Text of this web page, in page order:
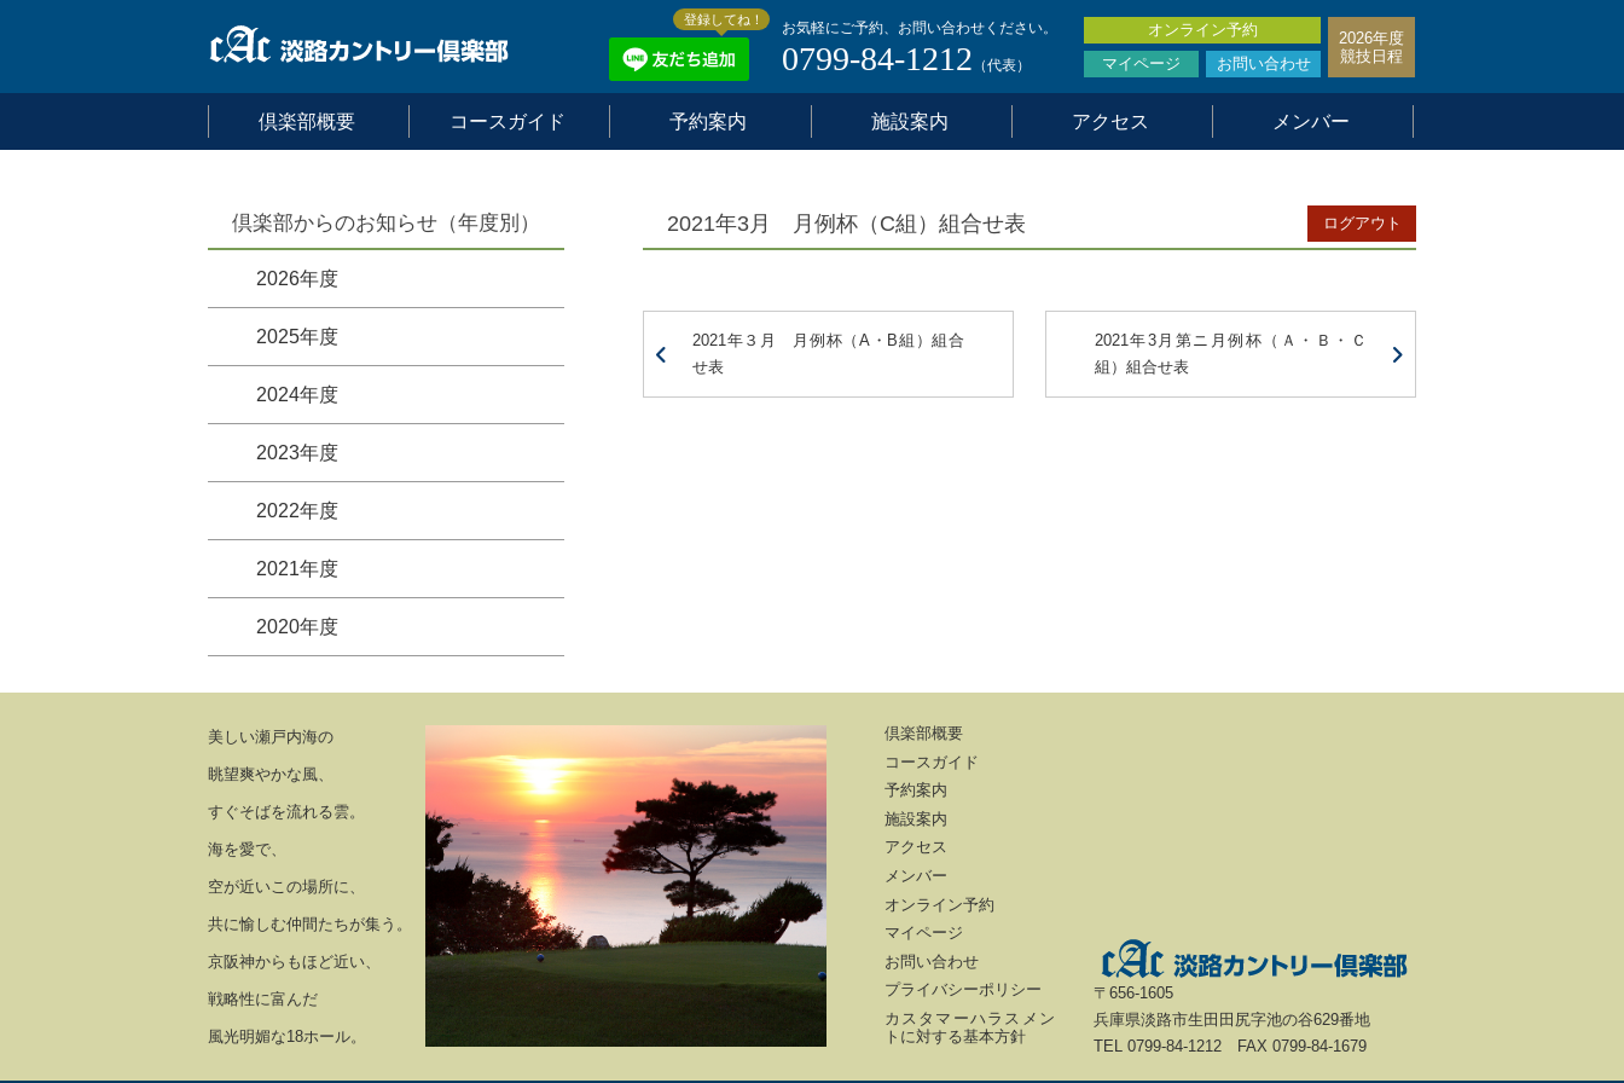
2026年度
競技日程
オンライン予約
マイページ
お問い合わせ
お気軽にご予約、お問い合わせください。
0799-84-1212 （代表）
倶楽部概要 コースガイド 予約案内 施設案内 アクセス メンバー
登録してね！
ログアウト
2021年3月 月例杯（C組）組合せ表
2021年３月 月例杯（A・B組）組合
せ表
2021年3月第ニ月例杯（Ａ・Ｂ・Ｃ
組）組合せ表
倶楽部からのお知らせ（年度別）
2026年度
2025年度
2024年度
2023年度
2022年度
2021年度
2020年度
美しい瀬戸内海の
眺望爽やかな風、
すぐそばを流れる雲。
海を愛で、
空が近いこの場所に、
共に愉しむ仲間たちが集う。
京阪神からもほど近い、
戦略性に富んだ
風光明媚な18ホール。
倶楽部概要
コースガイド
予約案内
施設案内
アクセス
メンバー
オンライン予約
マイページ
お問い合わせ
プライバシーポリシー
カスタマーハラスメン
トに対する基本方針
〒656-1605
兵庫県淡路市生田田尻字池の谷629番地
TEL 0799-84-1212 FAX 0799-84-1679